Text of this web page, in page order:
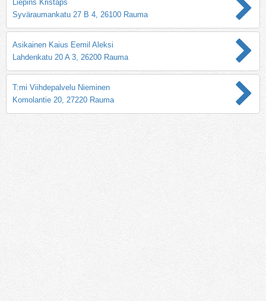
Liepins Kristaps
Syväraumankatu 27 B 4, 26100 Rauma
Asikainen Kaius Eemil Aleksi
Lahdenkatu 20 A 3, 26200 Rauma
T:mi Viihdepalvelu Nieminen
Komolantie 20, 27220 Rauma